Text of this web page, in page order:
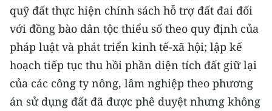
Media Môi trường
Ảnh
Infographic
TIN MỚI
quỹ đất thực hiện chính sách hỗ trợ đất đai đối
với đồng bào dân tộc thiểu số theo quy định của
pháp luật và phát triển kinh tế-xã hội; lập kế
hoạch tiếp tục thu hồi phần diện tích đất giữ lại
của các công ty nông, lâm nghiệp theo phương
án sử dụng đất đã được phê duyệt nhưng không